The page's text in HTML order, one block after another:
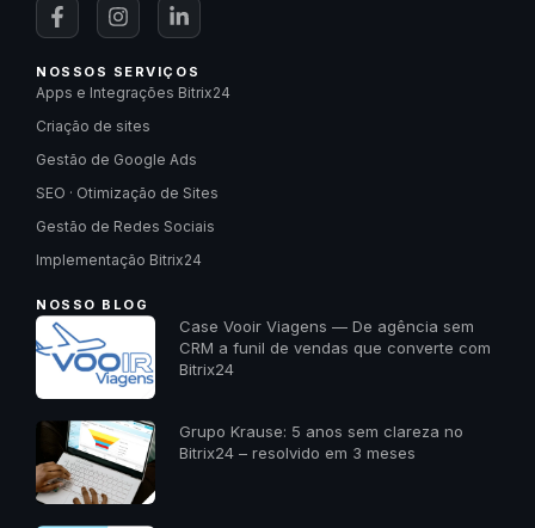
NOSSOS SERVIÇOS
Apps e Integrações Bitrix24
Criação de sites
Gestão de Google Ads
SEO · Otimização de Sites
Gestão de Redes Sociais
Implementação Bitrix24
NOSSO BLOG
Case Vooir Viagens — De agência sem
CRM a funil de vendas que converte com
Bitrix24
Grupo Krause: 5 anos sem clareza no
Bitrix24 – resolvido em 3 meses